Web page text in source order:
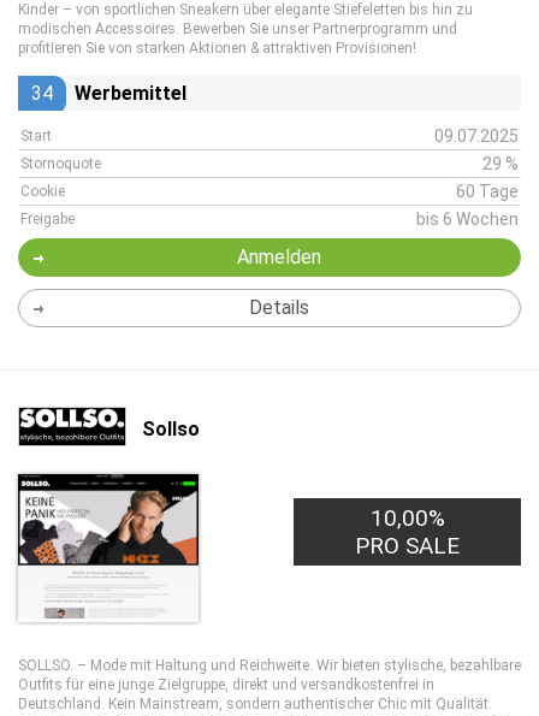
Kinder – von sportlichen Sneakern über elegante Stiefeletten bis hin zu
modischen Accessoires. Bewerben Sie unser Partnerprogramm und
profitieren Sie von starken Aktionen & attraktiven Provisionen!
34 Werbemittel
Start 09.07.2025
Stornoquote 29 %
Cookie 60 Tage
Freigabe bis 6 Wochen
Anmelden
Details
Sollso
10,00%
PRO SALE
SOLLSO. – Mode mit Haltung und Reichweite. Wir bieten stylische, bezahlbare
Outfits für eine junge Zielgruppe, direkt und versandkostenfrei in
Deutschland. Kein Mainstream, sondern authentischer Chic mit Qualität.